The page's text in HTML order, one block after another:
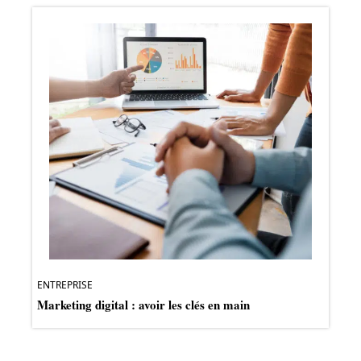
ENTREPRISE
Marketing digital : avoir les clés en main